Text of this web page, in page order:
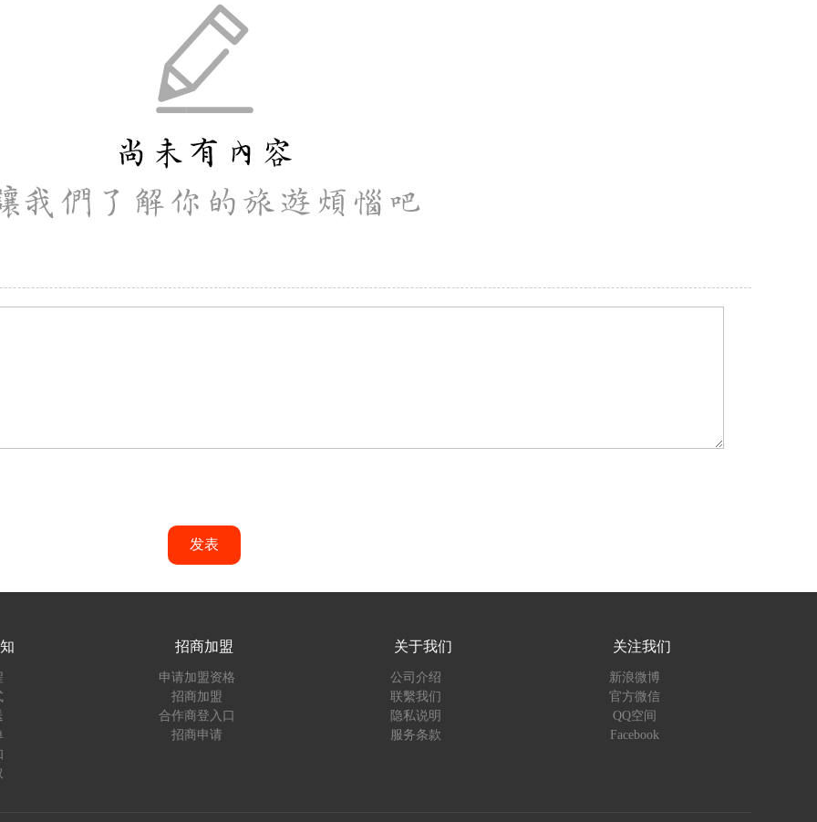
发表
招商加盟
申请加盟资格
招商加盟
合作商登入口
招商申请
关于我们
公司介绍
联繫我们
隐私说明
服务条款
关注我们
新浪微博
官方微信
QQ空间
Facebook